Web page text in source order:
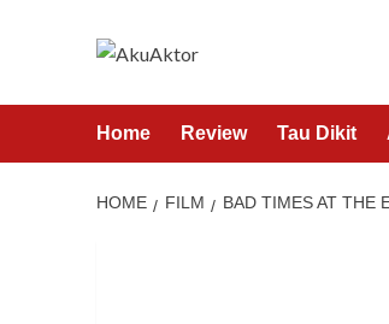
Home Review Tau Dikit
HOME FILM BAD TIMES AT THE